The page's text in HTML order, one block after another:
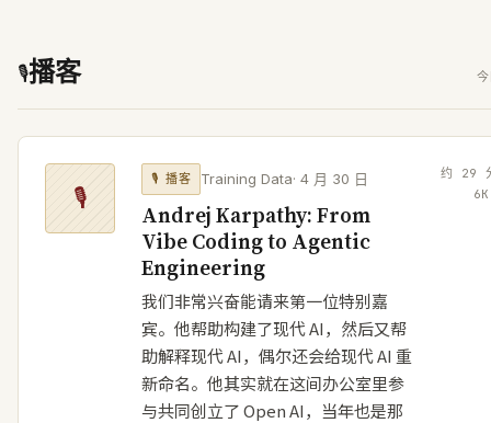
🎙播客
🎙
🎙 播客 Training Data· 4 月 30 日
Andrej Karpathy: From
Vibe Coding to Agentic
Engineering
我们非常兴奋能请来第一位特别嘉
宾。他帮助构建了现代 AI，然后又帮
助解释现代 AI，偶尔还会给现代 AI 重
新命名。他其实就在这间办公室里参
与共同创立了 Open AI，当年也是那
约 29
6